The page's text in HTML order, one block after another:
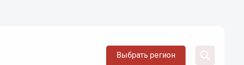
Выбрать регион